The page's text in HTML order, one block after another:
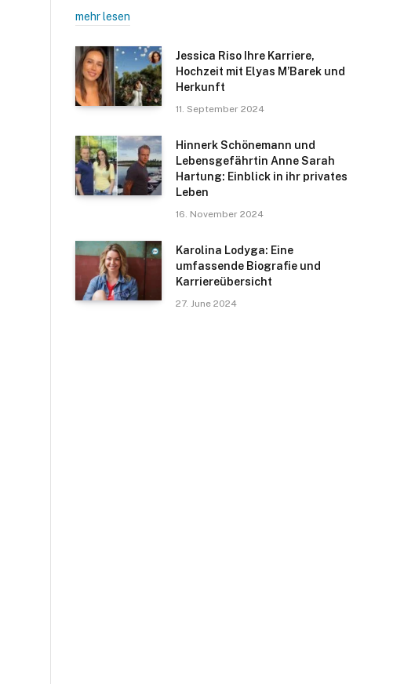
mehr lesen
Jessica Riso Ihre Karriere,
Hochzeit mit Elyas M’Barek und
Herkunft
11. September 2024
Hinnerk Schönemann und
Lebensgefährtin Anne Sarah
Hartung: Einblick in ihr privates
Leben
16. November 2024
Karolina Lodyga: Eine
umfassende Biografie und
Karriereübersicht
27. June 2024